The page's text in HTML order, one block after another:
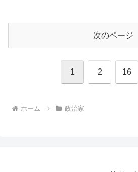
次のページ
1 2 16
ホーム 政治家